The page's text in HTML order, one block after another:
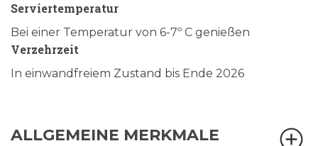
Serviertemperatur
Bei einer Temperatur von 6-7º C genießen
Verzehrzeit
In einwandfreiem Zustand bis Ende 2026
ALLGEMEINE MERKMALE